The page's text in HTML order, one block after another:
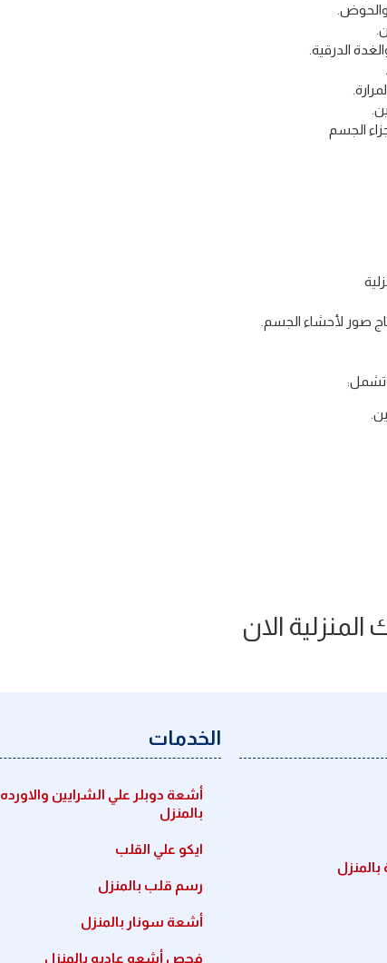
والحوض.
الدرقية.
الجسم
صور لأحشاء الجسم.
المنزلية الان
الخدمات
أشعة دوبلر علي الشرايين والاورده
بالمنزل
ايكو علي القلب
رسم قلب بالمنزل
أشعة سونار بالمنزل
فحص أشعه عاديه بالمنزل